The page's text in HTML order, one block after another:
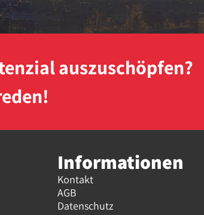
auszuschöpfen?
Informationen
Kontakt
AGB
Datenschutz